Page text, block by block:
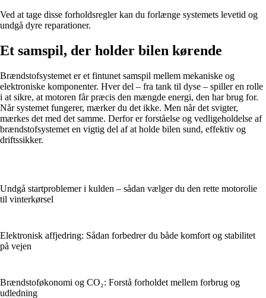
Ved at tage disse forholdsregler kan du forlænge systemets levetid og
undgå dyre reparationer.
Et samspil, der holder bilen kørende
Brændstofsystemet er et fintunet samspil mellem mekaniske og
elektroniske komponenter. Hver del – fra tank til dyse – spiller en rolle
i at sikre, at motoren får præcis den mængde energi, den har brug for.
Når systemet fungerer, mærker du det ikke. Men når det svigter,
mærkes det med det samme. Derfor er forståelse og vedligeholdelse af
brændstofsystemet en vigtig del af at holde bilen sund, effektiv og
driftssikker.
Undgå startproblemer i kulden – sådan vælger du den rette motorolie
til vinterkørsel
Elektronisk affjedring: Sådan forbedrer du både komfort og stabilitet
på vejen
Brændstoføkonomi og CO₂: Forstå forholdet mellem forbrug og
udledning